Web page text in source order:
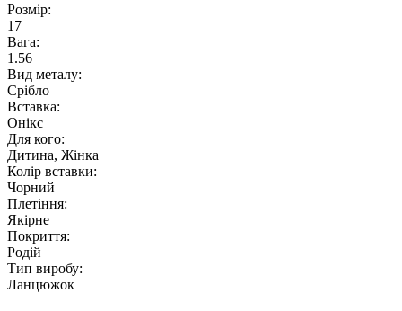
Розмір:
17
Вага:
1.56
Вид металу:
Срібло
Вставка:
Онікс
Для кого:
Дитина, Жінка
Колір вставки:
Чорний
Плетіння:
Якірне
Покриття:
Родій
Тип виробу:
Ланцюжок